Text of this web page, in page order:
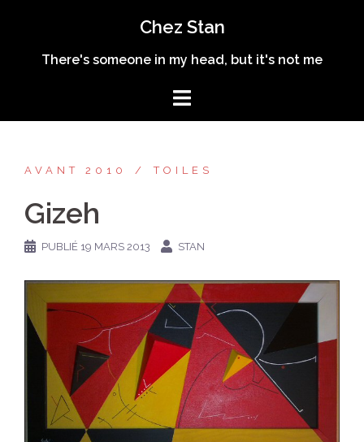
contenu
Chez Stan
There's someone in my head, but it's not me
AVANT 2010 TOILES
Gizeh
PUBLIÉ 19 MARS 2013 STAN